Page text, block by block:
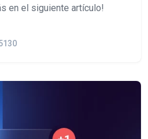
en el siguiente artículo!